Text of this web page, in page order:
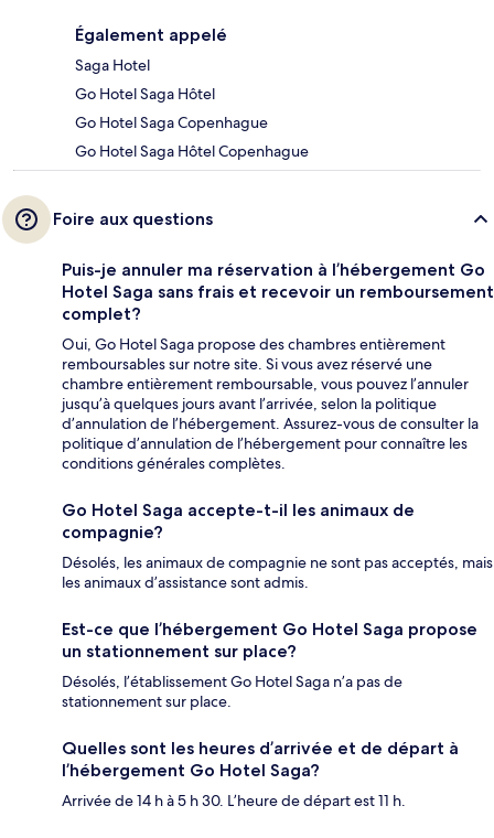
Également appelé
Saga Hotel
Go Hotel Saga Hôtel
Go Hotel Saga Copenhague
Go Hotel Saga Hôtel Copenhague
Foire aux questions
Puis-je annuler ma réservation à l’hébergement Go
Hotel Saga sans frais et recevoir un remboursement
complet?
Oui, Go Hotel Saga propose des chambres entièrement
remboursables sur notre site. Si vous avez réservé une
chambre entièrement remboursable, vous pouvez l’annuler
jusqu’à quelques jours avant l’arrivée, selon la politique
d’annulation de l’hébergement. Assurez-vous de consulter la
politique d’annulation de l’hébergement pour connaître les
conditions générales complètes.
Go Hotel Saga accepte-t-il les animaux de
compagnie?
Désolés, les animaux de compagnie ne sont pas acceptés, mais
les animaux d’assistance sont admis.
Est-ce que l’hébergement Go Hotel Saga propose
un stationnement sur place?
Désolés, l’établissement Go Hotel Saga n’a pas de
stationnement sur place.
Quelles sont les heures d’arrivée et de départ à
l’hébergement Go Hotel Saga?
Arrivée de 14 h à 5 h 30. L’heure de départ est 11 h.